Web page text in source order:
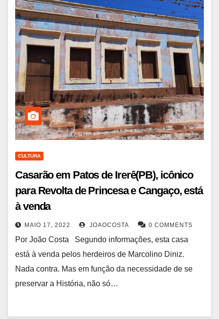
CULTURA
Casarão em Patos de Irerê(PB), icônico
para Revolta de Princesa e Cangaço, está
à venda
MAIO 17, 2022 JOAOCOSTA 0 COMMENTS
Por João Costa Segundo informações, esta casa
está à venda pelos herdeiros de Marcolino Diniz.
Nada contra. Mas em função da necessidade de se
preservar a História, não só…